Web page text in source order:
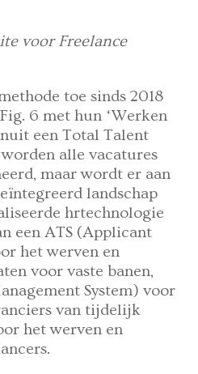
voor Freelance
toe sinds 2018
6 met hun ‘Werken
een Total Talent
alle vacatures
maar wordt er aan
landschap
hrtechnologie
een ATS (Applicant
het werven en
voor vaste banen,
System) voor
van tijdelijk
het werven en